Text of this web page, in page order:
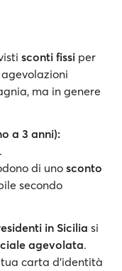
sconti fissi per
ma in genere
a 3 anni):
.
di unosconto
secondo
in Sicilia si
agevolata.
carta d’identità